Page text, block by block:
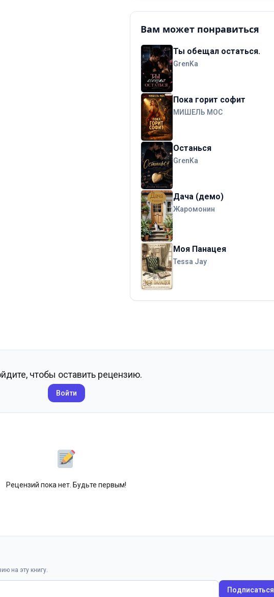
Вам может понравиться
Ты обещал остаться.
GrenKa
Пока горит софит
МИШЕЛЬ МОС
Останься
GrenKa
Дача (демо)
Жаромонин
Моя Панацея
Tessa Jay
чтобы оставить рецензию.
Войти
Рецензий пока нет. Будьте первым!
на эту книгу.
Подписаться